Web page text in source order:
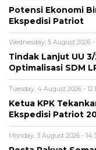
Potensi Ekonomi
Ekspedisi Patriot
Wednesday, 5 August 2026 -
Tindak Lanjut UU
Optimalisasi SDM
Tuesday, 4 August 2026 -
Ketua KPK
Ekspedisi Patriot
Monday, 3 August 2026 -